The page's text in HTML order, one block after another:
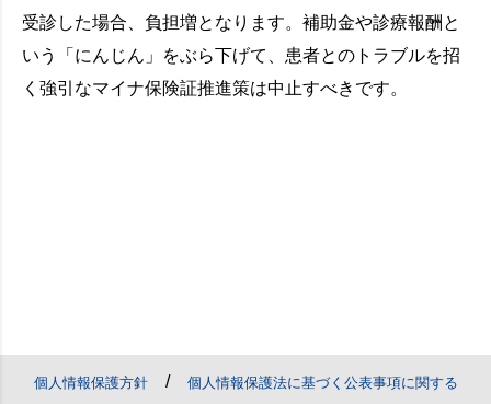
受診した場合、負担増となります。補助金や診療報酬と
いう「にんじん」をぶら下げて、患者とのトラブルを招
く強引なマイナ保険証推進策は中止すべきです。
個人情報保護方針/ 個人情報保護法に基づく公表事項に関する